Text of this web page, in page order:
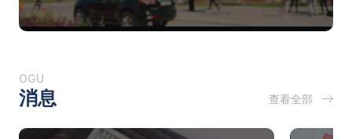
OGU
消息 查看全部